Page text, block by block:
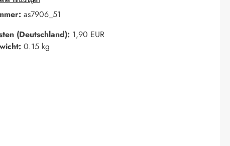
as7906_51
(Deutschland): 1,90 EUR
0.15 kg